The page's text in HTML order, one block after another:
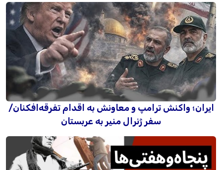
ایران؛ واکنش ترامپ و معاونش به اقدام تفرقه‌افکنان/
سفر ژنرال منیر به عربستان